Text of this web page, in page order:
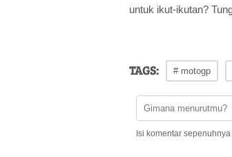
untuk ikut-ikutan?
TAGS: # motogp
Isi komentar